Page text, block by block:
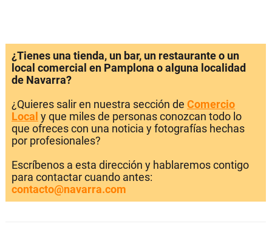
¿Tienes una tienda, un bar, un restaurante o un
local comercial en Pamplona o alguna localidad
de Navarra?
¿Quieres salir en nuestra sección de Comercio
Local y que miles de personas conozcan todo lo
que ofreces con una noticia y fotografías hechas
por profesionales?
Escríbenos a esta dirección y hablaremos contigo
para contactar cuando antes:
contacto@navarra.com